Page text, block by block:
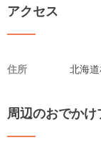
アクセス
住所 北海
周辺のおでかけ